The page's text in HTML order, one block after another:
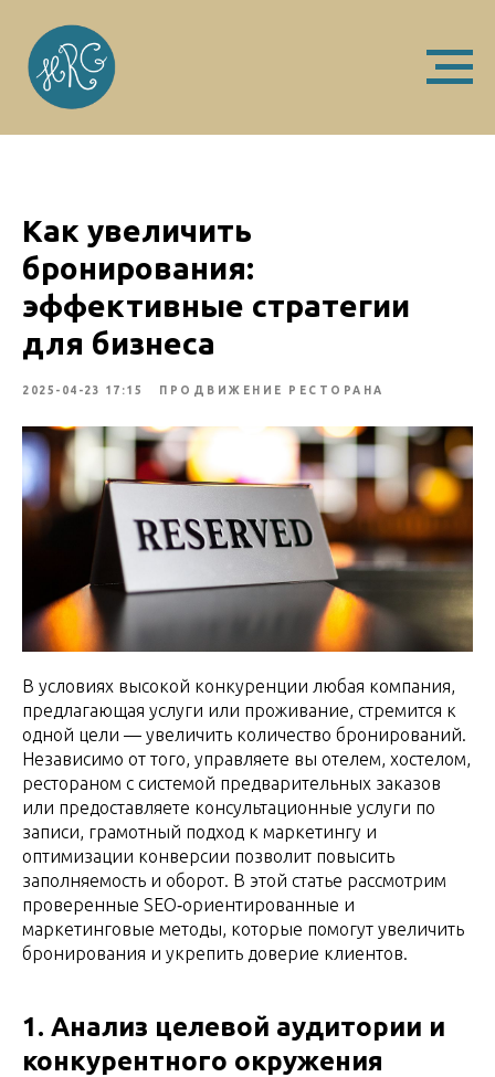
Как увеличить
бронирования:
эффективные стратегии
для бизнеса
2025-04-23 17:15 ПРОДВИЖЕНИЕ РЕСТОРАНА
В условиях высокой конкуренции любая компания,
предлагающая услуги или проживание, стремится к
одной цели — увеличить количество бронирований.
Независимо от того, управляете вы отелем, хостелом,
рестораном с системой предварительных заказов
или предоставляете консультационные услуги по
записи, грамотный подход к маркетингу и
оптимизации конверсии позволит повысить
заполняемость и оборот. В этой статье рассмотрим
проверенные SEO‑ориентированные и
маркетинговые методы, которые помогут увеличить
бронирования и укрепить доверие клиентов.
1. Анализ целевой аудитории и
конкурентного окружения